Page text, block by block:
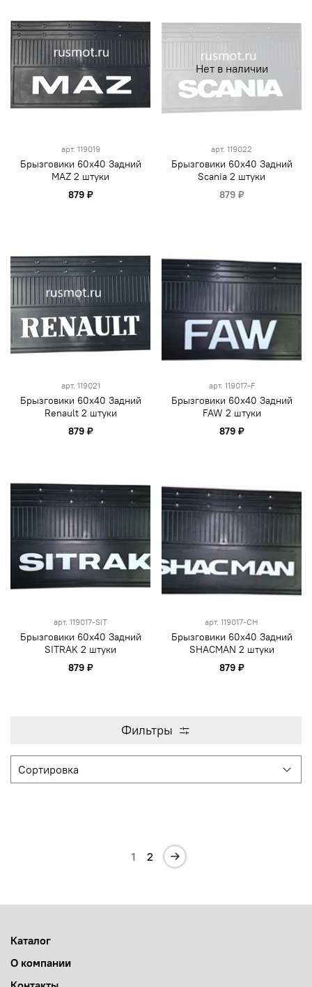
арт. 119019
Брызговики 60х40 Задний
MAZ 2 штуки
879 ₽
Нет в наличии
арт. 119022
Брызговики 60х40 Задний
Scania 2 штуки
879 ₽
арт. 119021
Брызговики 60х40 Задний
Renault 2 штуки
879 ₽
арт. 119017-F
Брызговики 60х40 Задний
FAW 2 штуки
879 ₽
арт. 119017-SIT
Брызговики 60х40 Задний
SITRAK 2 штуки
879 ₽
арт. 119017-CH
Брызговики 60х40 Задний
SHACMAN 2 штуки
879 ₽
Фильтры
1 2
Каталог
О компании